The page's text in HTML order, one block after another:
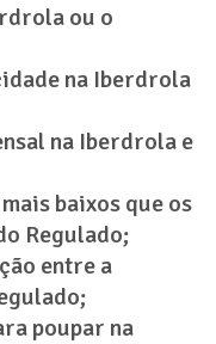
ou o
na Iberdrola
na Iberdrola e
baixos que os
Regulado;
entre a
poupar na